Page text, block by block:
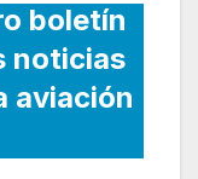
boletín
noticias
aviación